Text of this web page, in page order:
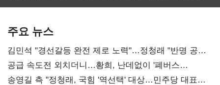
주요 뉴스
김민석 "경선갈등 완전 제로 노력"…정청래 "반명 공세
사과부터"
공급 속도전 외치더니…황희, 난데없이 '폐버스
리모델링' 제안
송영길 측 "정청래, 국힘 '역선택' 대상…민주당 대표로